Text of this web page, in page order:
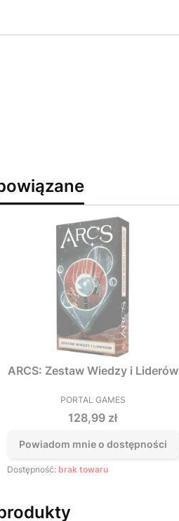
ARCS: Zestaw Wiedzy i Liderów
PRODUCENT
PORTAL GAMES
Cena
128,99 zł
Powiadom mnie o dostępności
Dostępność: brak towaru